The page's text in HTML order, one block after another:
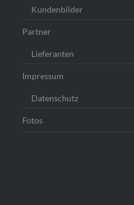
Kundenbilder
Partner
Lieferanten
Impressum
Datenschutz
Fotos